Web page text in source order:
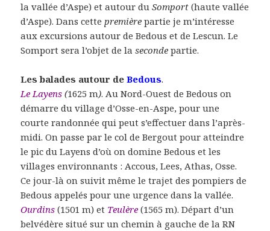
la vallée d’Aspe) et autour duSomport (haute vallée
d’Aspe). Dans cettepremière partie je m’intéresse
aux excursions autour de Bedous et de Lescun. Le
Somport sera l’objet de laseconde partie.
Les balades autour deBedous.
Le Layens (1625 m). Au Nord-Ouest de Bedous on
démarre du village d’Osse-en-Aspe, pour une
courte randonnée qui peut s’effectuer dans l’après-
midi. On passe par le col de Bergout pour atteindre
le pic du Layens d’où on domine Bedous et les
villages environnants : Accous, Lees, Athas, Osse.
Ce jour-là on suivit même le trajet des pompiers de
Bedous appelés pour une urgence dans la vallée.
Ourdins (1501 m) et Teulère (1565 m). Départ d’un
belvédère situé sur un chemin à gauche de la RN